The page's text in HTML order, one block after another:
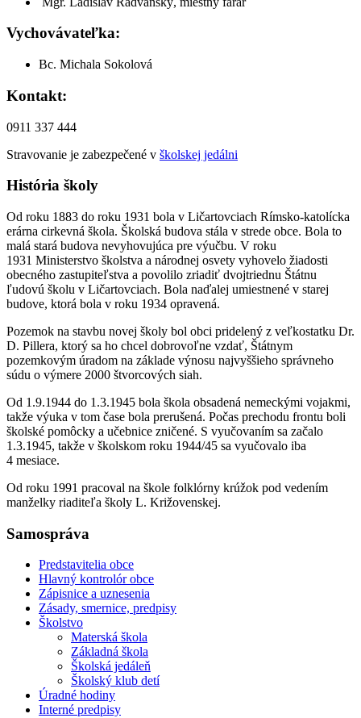
Vychovávateľka:
Bc. Michala Sokolová
Kontakt:
0911 337 444
Stravovanie je zabezpečené v školskej jedálni
História školy
Od roku 1883 do roku 1931 bola v Ličartovciach Rímsko-katolícka
erárna cirkevná škola. Školská budova stála v strede obce. Bola to
malá stará budova nevyhovujúca pre výučbu. V roku
1931 Ministerstvo školstva a národnej osvety vyhovelo žiadosti
obecného zastupiteľstva a povolilo zriadiť dvojtriednu Štátnu
ľudovú školu v Ličartovciach. Bola naďalej umiestnené v starej
budove, ktorá bola v roku 1934 opravená.
Pozemok na stavbu novej školy bol obci pridelený z veľkostatku Dr.
D. Pillera, ktorý sa ho chcel dobrovoľne vzdať, Štátnym
pozemkovým úradom na základe výnosu najvyššieho správneho
súdu o výmere 2000 štvorcových siah.
Od 1.9.1944 do 1.3.1945 bola škola obsadená nemeckými vojakmi,
takže výuka v tom čase bola prerušená. Počas prechodu frontu boli
školské pomôcky a učebnice zničené. S vyučovaním sa začalo
1.3.1945, takže v školskom roku 1944/45 sa vyučovalo iba
4 mesiace.
Od roku 1991 pracoval na škole folklórny krúžok pod vedením
manželky riaditeľa školy L. Križovenskej.
Samospráva
Predstavitelia obce
Hlavný kontrolór obce
Zápisnice a uznesenia
Zásady, smernice, predpisy
Školstvo
Materská škola
Základná škola
Školská jedáleň
Školský klub detí
Úradné hodiny
Interné predpisy